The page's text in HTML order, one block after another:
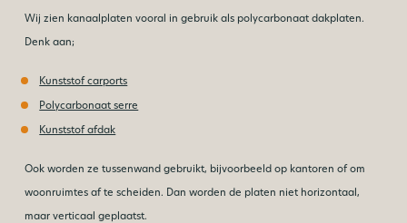
Wij zien kanaalplaten vooral in gebruik als polycarbonaat dakplaten.
Denk aan;
Kunststof carports
Polycarbonaat serre
Kunststof afdak
Ook worden ze tussenwand gebruikt, bijvoorbeeld op kantoren of om
woonruimtes af te scheiden. Dan worden de platen niet horizontaal,
maar verticaal geplaatst.